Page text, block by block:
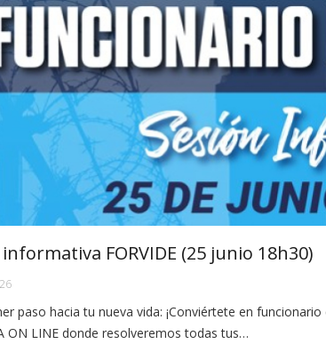
FORVIDE (25 junio 18h30)
paso hacia tu nueva vida: ¡Conviértete en
ON LINE donde resolveremos todas tus…